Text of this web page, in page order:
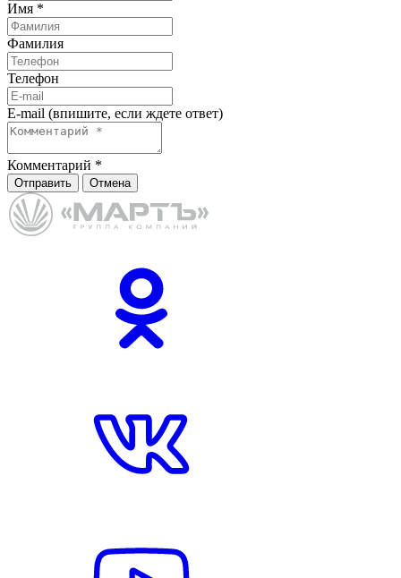
Имя *
Фамилия
Телефон
E-mail (впишите, если ждете ответ)
Комментарий *
Отправить Отмена